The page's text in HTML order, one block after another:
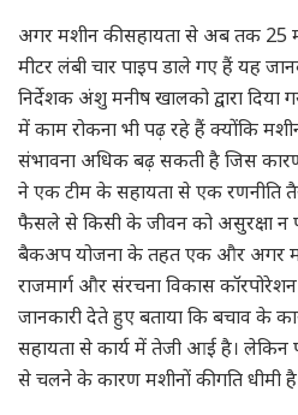
अगर मशीन की सहायता से अब तक 25
मीटर लंबी चार पाइप डाले गए हैं यह
निर्देशक अंशु मनीष खालको द्वारा दिया
में काम रोकना भी पढ़ रहे हैं क्योंकि
संभावना अधिक बढ़ सकती है जिस
ने एक टीम के सहायता से एक रणनीति
फैसले से किसी के जीवन को असुरक्षा न
बैकअप योजना के तहत एक और अगर
राजमार्ग और संरचना विकास
जानकारी देते हुए बताया कि बचाव के
सहायता से कार्य में तेजी आई है। लेकिन
से चलने के कारण मशीनों की गति धीमी